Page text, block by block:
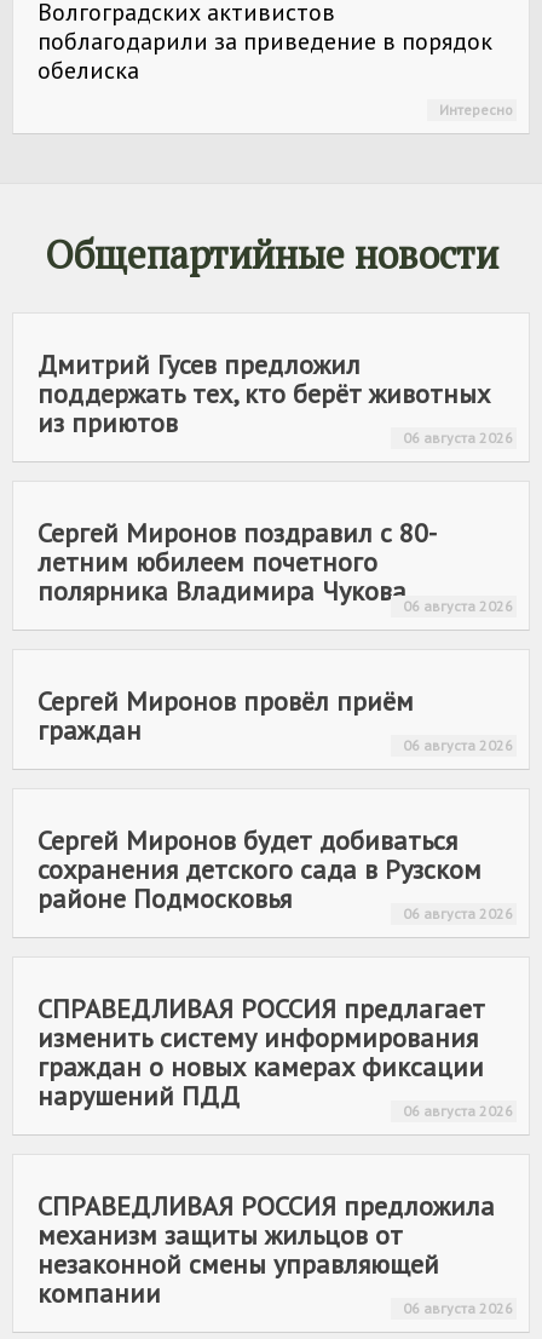
Волгоградских активистов
поблагодарили за приведение в порядок
обелиска
Интересно
Общепартийные новости
Дмитрий Гусев предложил
поддержать тех, кто берёт животных
из приютов
06 августа 2026
Сергей Миронов поздравил с 80-
летним юбилеем почетного
полярника Владимира Чукова06 августа 2026
Сергей Миронов провёл приём
граждан
06 августа 2026
Сергей Миронов будет добиваться
сохранения детского сада в Рузском
районе Подмосковья
06 августа 2026
СПРАВЕДЛИВАЯ РОССИЯ предлагает
изменить систему информирования
граждан о новых камерах фиксации
нарушений ПДД
06 августа 2026
СПРАВЕДЛИВАЯ РОССИЯ предложила
механизм защиты жильцов от
незаконной смены управляющей
компании
06 августа 2026